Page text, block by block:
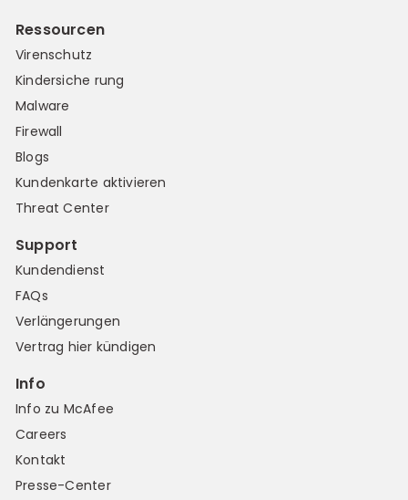
Ressourcen
Virenschutz
Kindersiche rung
Malware
Firewall
Blogs
Kundenkarte aktivieren
Threat Center
Support
Kundendienst
FAQs
Verlängerungen
Vertrag hier kündigen
Info
Info zu McAfee
Careers
Kontakt
Presse-Center